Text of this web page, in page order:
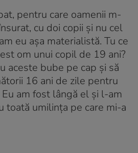
pentru care oamenii m-
cu doi copii și nu cel
eu așa materialistă. Tu ce
om unui copil de 19 ani?
aceste bube pe cap și să
16 ani de zile pentru
Eu am fost lângă el și l-am
toată umilința pe care mi-a